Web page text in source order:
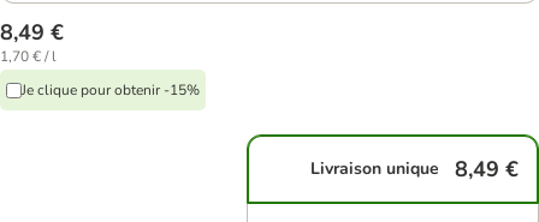
8,49 €
1,70 € / l
Je clique pour obtenir -15%
Livraison unique 8,49 €